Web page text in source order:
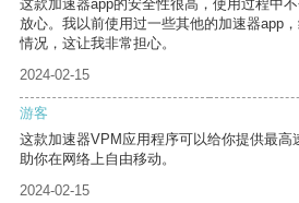
这款加速器app的安全性很高，使用过程中
放心。我以前使用过一些其他的加速器app
情况，这让我非常担心。
2024-02-15
游客
这款加速器VPM应用程序可以给你提供最高
助你在网络上自由移动。
2024-02-15